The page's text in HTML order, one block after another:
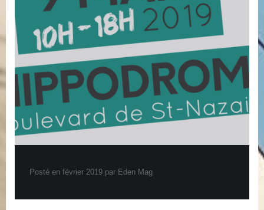
Posté en février 2019 par Eden Mag